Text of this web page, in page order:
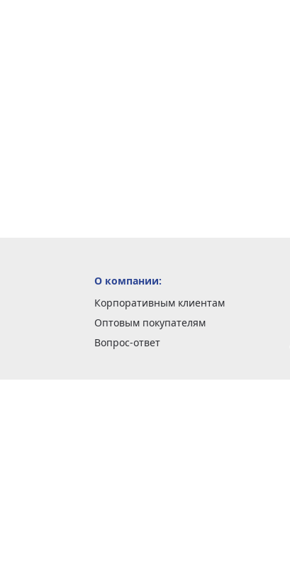
О компании:
Корпоративным клиентам
Оптовым покупателям
Вопрос-ответ